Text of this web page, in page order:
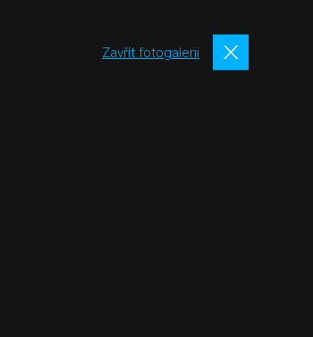
Zavřít fotogalerii